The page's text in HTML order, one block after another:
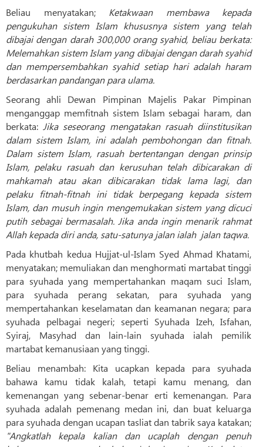
Beliau menyatakan; Ketakwaan membawa kepada
pengukuhan sistem Islam khususnya sistem yang telah
dibajai dengan darah 300,000 orang syahid, beliau berkata:
Melemahkan sistem Islam yang dibajai dengan darah syahid
dan mempersembahkan syahid setiap hari adalah haram
berdasarkan pandangan para ulama.
Seorang ahli Dewan Pimpinan Majelis Pakar Pimpinan
menganggap memfitnah sistem Islam sebagai haram, dan
berkata: Jika seseorang mengatakan rasuah diinstitusikan
dalam sistem Islam, ini adalah pembohongan dan fitnah.
Dalam sistem Islam, rasuah bertentangan dengan prinsip
Islam, pelaku rasuah dan kerusuhan telah dibicarakan di
mahkamah atau akan dibicarakan tidak lama lagi, dan
pelaku fitnah-fitnah ini tidak berpegang kepada sistem
Islam, dan musuh ingin mengemukakan sistem yang dicuci
putih sebagai bermasalah. Jika anda ingin menarik rahmat
Allah kepada diri anda, satu-satunya jalan ialah jalan taqwa.
Pada khutbah kedua Hujjat-ul-Islam Syed Ahmad Khatami,
menyatakan; memuliakan dan menghormati martabat tinggi
para syuhada yang mempertahankan maqam suci Islam,
para syuhada perang sekatan, para syuhada yang
mempertahankan keselamatan dan keamanan negara; para
syuhada pelbagai negeri; seperti Syuhada Izeh, Isfahan,
Syiraj, Masyhad dan lain-lain syuhada ialah pemilik
martabat kemanusiaan yang tinggi.
Beliau menambah: Kita ucapkan kepada para syuhada
bahawa kamu tidak kalah, tetapi kamu menang, dan
kemenangan yang sebenar-benar erti kemenangan. Para
syuhada adalah pemenang medan ini, dan buat keluarga
para syuhada dengan ucapan tasliat dan tabrik saya katakan;
"Angkatlah kepala kalian dan ucaplah dengan penuh